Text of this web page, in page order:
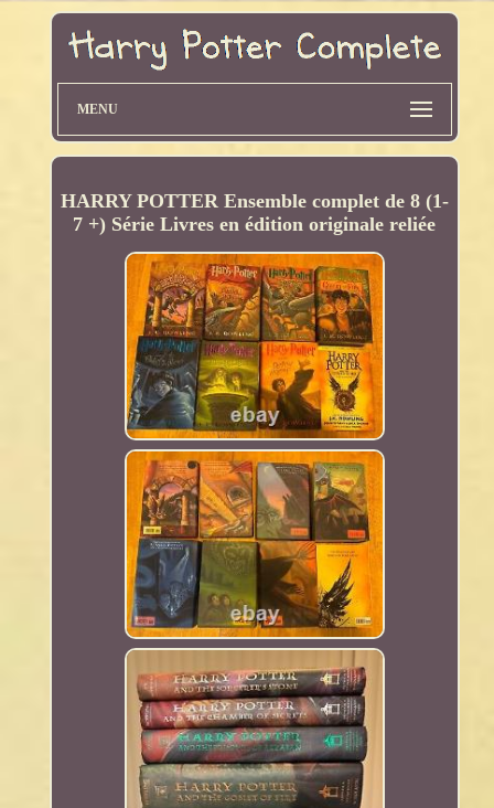
MENU
HARRY POTTER Ensemble complet de 8 (1-
7 +) Série Livres en édition originale reliée